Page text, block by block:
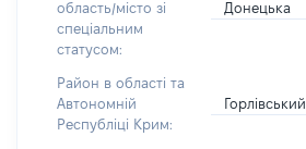
область/місто зі
спеціальним
статусом:
Донецька
Район в області та
Автономній
Республіці Крим:
Горлівський